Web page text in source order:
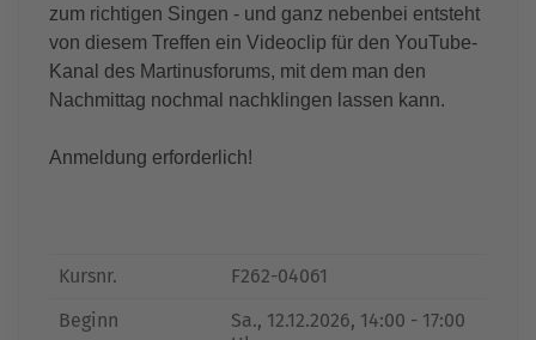
zum richtigen Singen - und ganz nebenbei entsteht
von diesem Treffen ein Videoclip für den YouTube-
Kanal des Martinusforums, mit dem man den
Nachmittag nochmal nachklingen lassen kann.
Anmeldung erforderlich!
Kursnr.
F262-04061
Beginn
Sa., 12.12.2026, 14:00 - 17:00